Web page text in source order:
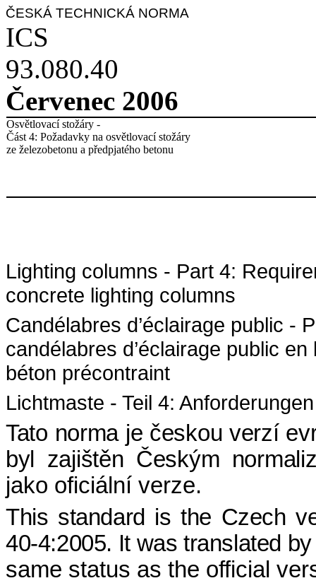
ČESKÁ TECHNICKÁ NORMA
ICS
93.080.40
Červenec 2006
Osvětlovací stožáry -
Část 4: Požadavky na osvětlovací stožáry
ze železobetonu a předpjatého betonu
Lighting columns - Part 4:
concrete lighting columns
Candélabres d’éclairage public -
candélabres d’éclairage public
béton précontraint
Lichtmaste - Teil 4:
Tato norma je českou verzí
byl zajištěn Českým
jako oficiální verze.
This standard is the Czech
40-4:2005. It was translated
same status as the official